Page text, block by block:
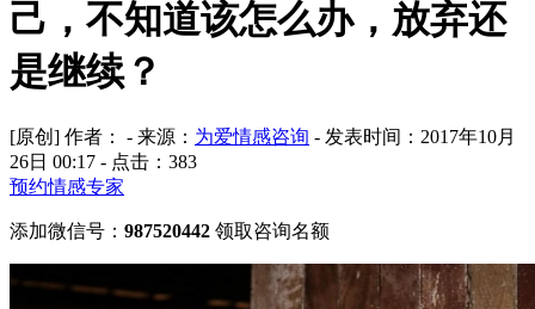
己，不知道该怎么办，放弃还
是继续？
[原创] 作者： - 来源： 为爱情感咨询 - 发表时间：2017年10月
26日 00:17 - 点击： 383
预约情感专家
添加微信号： 987520442 领取咨询名额